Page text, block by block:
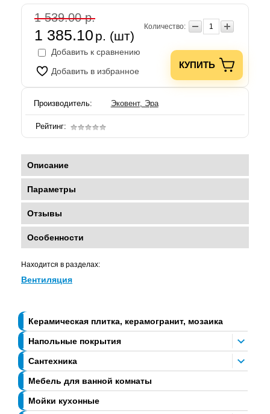
Керамическая плитка, керамогранит, мозаика
Напольные покрытия
Сантехника
Мебель для ванной комнаты
Мойки кухонные
1 539.00 р.
1 385.10 р. (шт)
Количество:
Добавить к сравнению
Добавить в избранное
КУПИТЬ
Производитель: Эковент, Эра
Рейтинг:
Описание
Параметры
Отзывы
Особенности
Находится в разделах:
Вентиляция